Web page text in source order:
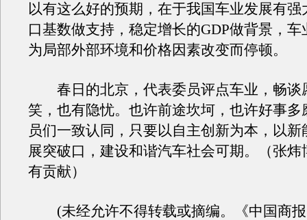
以有这么好的预期，在于我国车业发展有强
口基数做支持，稳定增长的GDP做背景，
为局部外部环境和价格因素改变而停顿。
春日的北京，代表委员评点车业，畅谈
笑，也有隐忧。也许前途坎坷，也许好事多
员们一致认同，只要以自主创新为本，以新
展突破口，建设和谐汽车社会可期。（张炜
有贡献）
(未经允许不得转载或摘编。《中国商报